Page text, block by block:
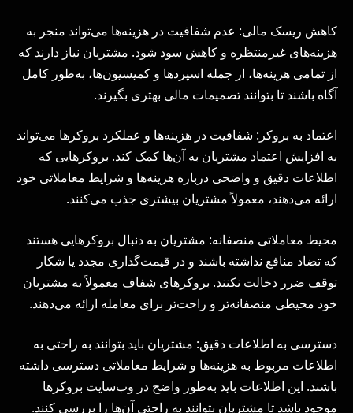
کاهش ریسک مالی: عدم شفافیت در هزینه‌ها می‌تواند منجر به
هزینه‌های غیرمنتظره و کاهش سود شود. مشتریان نیاز دارند که
از تمامی هزینه‌ها، از جمله اسپردها و کمیسیون‌ها، به‌طور کامل
آگاه باشند تا بتوانند تصمیمات مالی بهتری بگیرند.
اعتماد به بروکر: شفافیت در هزینه‌ها و عملکرد بروکرها می‌تواند
به افزایش اعتماد مشتریان به آن‌ها کمک کند. بروکرهایی که
اطلاعات دقیق و واضحی درباره هزینه‌ها و شرایط معاملاتی خود
ارائه می‌دهند، معمولاً مشتریان بیشتری جذب می‌کنند.
محیط معاملاتی منصفانه: مشتریان به دنبال بروکرهایی هستند
که تضاد منافع نداشته باشند و در قیمت‌گذاری مجدد یا شکار
توقف ضرر دخالت نکنند. بروکرهای شفاف معمولاً به مشتریان
خود محیطی منصفانه‌تر و راحت‌تر برای معامله ارائه می‌دهند.
دسترسی به اطلاعات دقیق: مشتریان باید بتوانند به راحتی به
اطلاعات مربوط به هزینه‌ها و شرایط معاملاتی دسترسی داشته
باشند. این اطلاعات باید به‌طور واضح در وب‌سایت بروکرها
موجود باشد تا مشتریان بتوانند به راحتی آن‌ها را بررسی کنند.